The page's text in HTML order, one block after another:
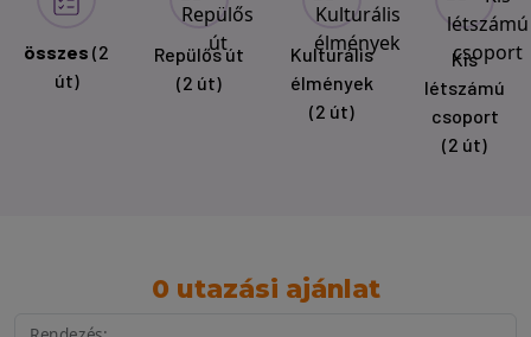
összes (2
út)
Repülős út
(2 út)
Kulturális
élmények
(2 út)
Kis
létszámú
csoport
(2 út)
0 utazási ajánlat